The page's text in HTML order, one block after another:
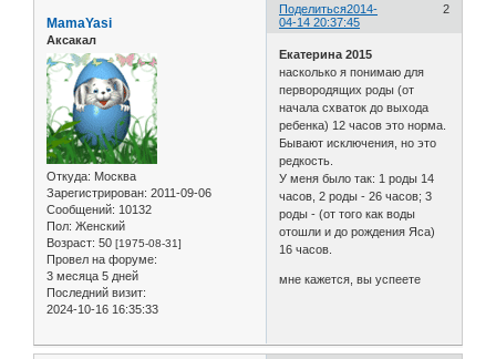
Поделиться 2
2014-
04-14 20:37:45
MamaYasi
Аксакал
Откуда: Москва
Зарегистрирован: 2011-09-06
Сообщений: 10132
Пол: Женский
Возраст: 50 [1975-08-31]
Провел на форуме:
3 месяца 5 дней
Последний визит:
2024-10-16 16:35:33
Екатерина 2015
насколько я понимаю для
первородящих роды (от
начала схваток до выхода
ребенка) 12 часов это норма.
Бывают исключения, но это
редкость.
У меня было так: 1 роды 14
часов, 2 роды - 26 часов; 3
роды - (от того как воды
отошли и до рождения Яса)
16 часов.
мне кажется, вы успеете